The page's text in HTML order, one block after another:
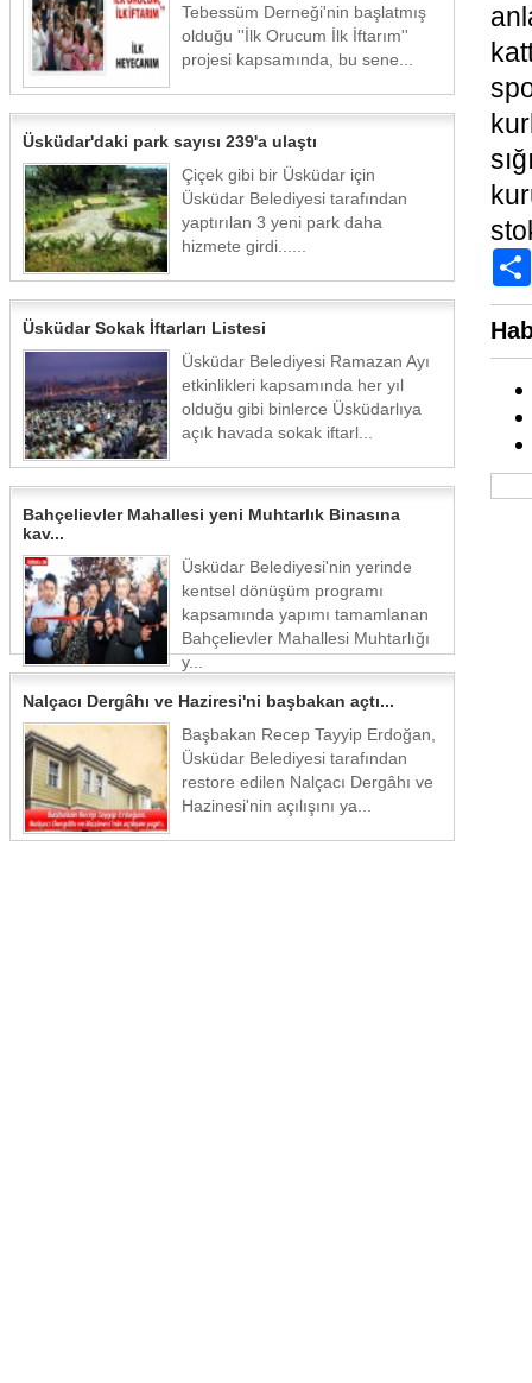
Tebessüm Derneği'nin başlatmış
olduğu ''İlk Orucum İlk İftarım''
projesi kapsamında, bu sene...
Üsküdar'daki park sayısı 239'a ulaştı
Çiçek gibi bir Üsküdar için
Üsküdar Belediyesi tarafından
yaptırılan 3 yeni park daha
hizmete girdi......
Üsküdar Sokak İftarları Listesi
Üsküdar Belediyesi Ramazan Ayı
etkinlikleri kapsamında her yıl
olduğu gibi binlerce Üsküdarlıya
açık havada sokak iftarl...
Bahçelievler Mahallesi yeni Muhtarlık Binasına
kav...
Üsküdar Belediyesi'nin yerinde
kentsel dönüşüm programı
kapsamında yapımı tamamlanan
Bahçelievler Mahallesi Muhtarlığı
y...
Nalçacı Dergâhı ve Haziresi'ni başbakan açtı...
Başbakan Recep Tayyip Erdoğan,
Üsküdar Belediyesi tarafından
restore edilen Nalçacı Dergâhı ve
Hazinesi'nin açılışını ya...